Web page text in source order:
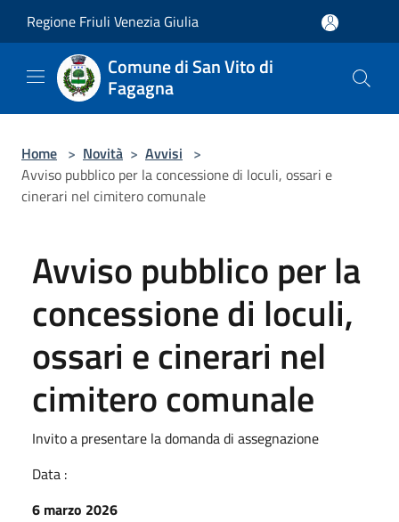
Regione Friuli Venezia Giulia
Comune di San Vito di
Fagagna
Home > Novità > Avvisi >
Avviso pubblico per la concessione di loculi, ossari e
cinerari nel cimitero comunale
Avviso pubblico per la
concessione di loculi,
ossari e cinerari nel
cimitero comunale
Invito a presentare la domanda di assegnazione
Data :
6 marzo 2026